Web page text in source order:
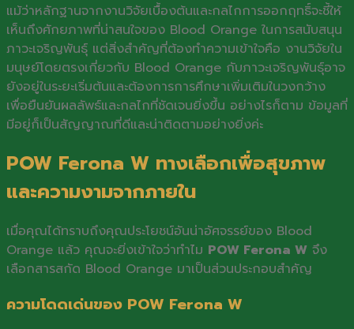
แม้ว่าหลักฐานจากงานวิจัยเบื้องต้นและกลไกการออกฤทธิ์จะชี้ให้
เห็นถึงศักยภาพที่น่าสนใจของ Blood Orange ในการสนับสนุน
ภาวะเจริญพันธุ์ แต่สิ่งสำคัญที่ต้องทำความเข้าใจคือ งานวิจัยใน
มนุษย์โดยตรงเกี่ยวกับ Blood Orange กับภาวะเจริญพันธุ์อาจ
ยังอยู่ในระยะเริ่มต้นและต้องการการศึกษาเพิ่มเติมในวงกว้าง
เพื่อยืนยันผลลัพธ์และกลไกที่ชัดเจนยิ่งขึ้น อย่างไรก็ตาม ข้อมูลที่
มีอยู่ก็เป็นสัญญาณที่ดีและน่าติดตามอย่างยิ่งค่ะ
POW Ferona W ทางเลือกเพื่อสุขภาพ
และความงามจากภายใน
เมื่อคุณได้ทราบถึงคุณประโยชน์อันน่าอัศจรรย์ของ Blood
Orange แล้ว คุณจะยิ่งเข้าใจว่าทำไม POW Ferona W จึง
เลือกสารสกัด Blood Orange มาเป็นส่วนประกอบสำคัญ
ความโดดเด่นของ POW Ferona W